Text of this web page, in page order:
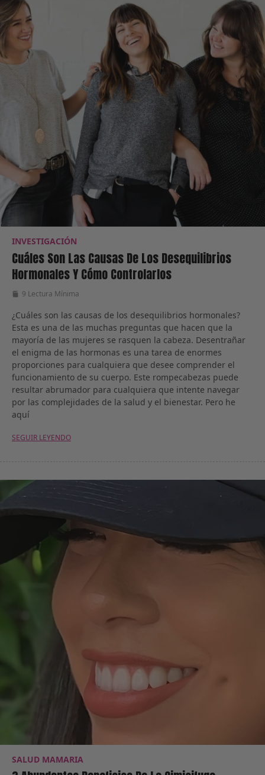
INVESTIGACIÓN
Cuáles Son Las Causas De Los Desequilibrios
Hormonales Y Cómo Controlarlos
9 Lectura Mínima
¿Cuáles son las causas de los desequilibrios hormonales?
Esta es una de las muchas preguntas que hacen que la
mayoría de las mujeres se rasquen la cabeza. Desentrañar
el enigma de las hormonas es una tarea de enormes
proporciones para cualquiera que desee comprender el
funcionamiento de su cuerpo. Este rompecabezas puede
resultar abrumador para cualquiera que intente navegar
por las complejidades de la salud y el bienestar. Pero he
aquí
SEGUIR LEYENDO
SALUD MAMARIA